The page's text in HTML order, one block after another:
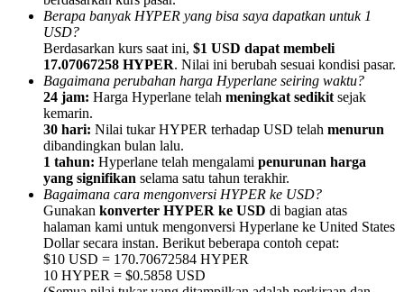
Referensi
Undang teman untuk mendapatkan imbalan tunai
Deposit CASHCAT & Win
Berapa banyak HYPER yang bisa saya dapatkan untuk 1
USD?
Berdasarkan kurs saat ini, $1 USD dapat membeli
17.07067258 HYPER. Nilai ini berubah sesuai kondisi pasar.
Bagaimana perubahan harga Hyperlane seiring waktu?
24 jam: Harga Hyperlane telah meningkat sedikit sejak
kemarin.
30 hari: Nilai tukar HYPER terhadap USD telah menurun
dibandingkan bulan lalu.
1 tahun: Hyperlane telah mengalami penurunan harga
yang signifikan selama satu tahun terakhir.
Bagaimana cara mengonversi HYPER ke USD?
Gunakan konverter HYPER ke USD di bagian atas
halaman kami untuk mengonversi Hyperlane ke United States
Dollar secara instan. Berikut beberapa contoh cepat:
$10 USD = 170.70672584 HYPER
10 HYPER = $0.5858 USD